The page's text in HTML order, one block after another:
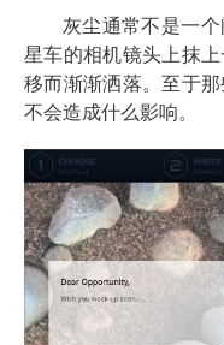
灰尘通常不是一
星车的相机镜头上抹
移而渐渐洒落。至于
不会造成什么影响。